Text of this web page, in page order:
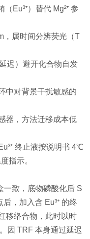
Eu³⁺）替代 Mg²⁺ 参
属时间分辨荧光（T
迟）避开化合物自发
对背景干扰敏感的
器，方法迁移成本低
终止液按说明书 4℃
指示。
致，底物磷酸化后 S
，加入含 Eu³⁺ 的终
移络合物，此时以时
因 TRF 本身通过延迟